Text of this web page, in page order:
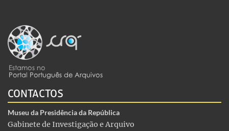
CONTACTOS
Museu da Presidência da República
Gabinete de Investigação e Arquivo